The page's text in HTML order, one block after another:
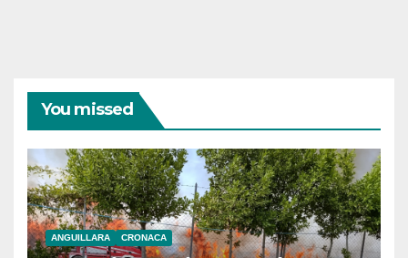
You missed
ANGUILLARA CRONACA